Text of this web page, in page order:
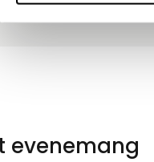
evenemang